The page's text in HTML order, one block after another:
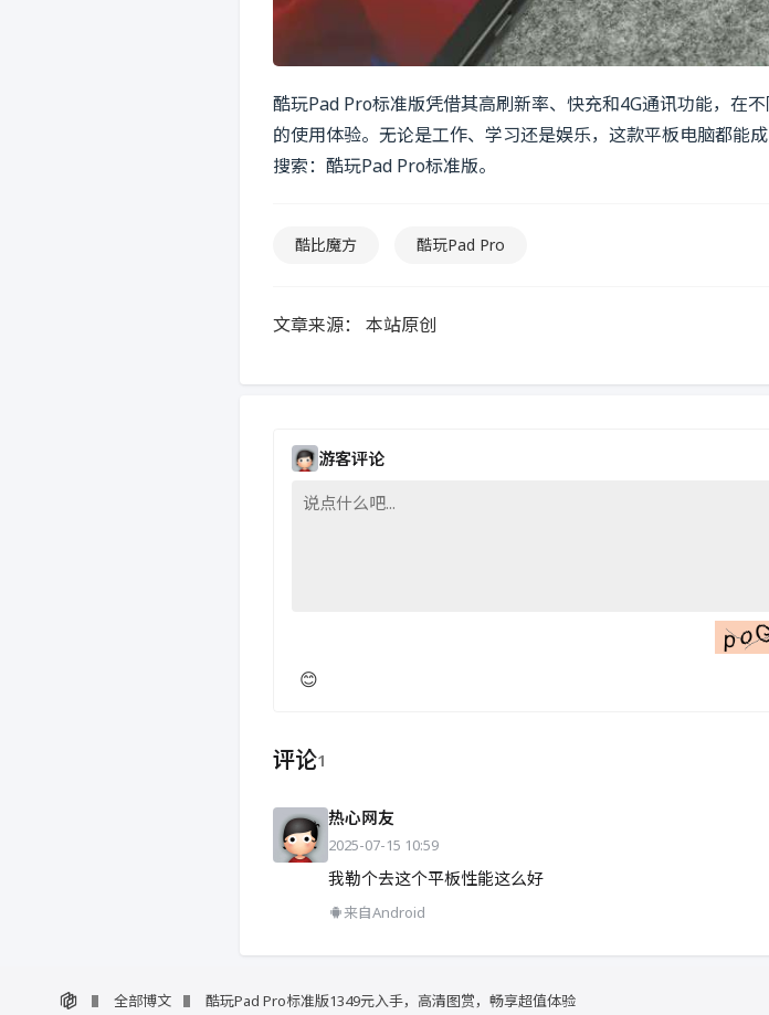
酷玩Pad Pro标准版凭借其高刷新率、快充和4G通讯功能，在
的使用体验。无论是工作、学习还是娱乐，这款平板电脑都能
搜索：酷玩Pad Pro标准版。
酷比魔方 酷玩Pad Pro
文章来源： 本站原创
游客评论
😊
评论1
热心网友
2025-07-15 10:59
我勒个去这个平板性能这么好
来自Android
全部博文 酷玩Pad Pro标准版1349元入手，高清图赏，畅享超值体验